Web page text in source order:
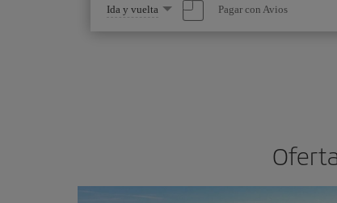
Seleccione
una
opción
Ida y vuelta Pagar con Avios